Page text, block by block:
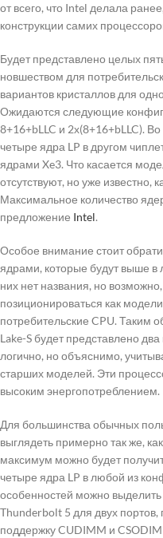
от всего, что Intel делала
конструкции самих
Будет представлено целых
новшеством для
вариантов кристаллов для
Ожидаются следующие
8+16+bLLC и 2х(8+16+bLLC).
четыре ядра LP в другом
ядрами Xe3. Что касается
отсутствуют, но уже известно,
Максимальное количество
предложение Intel.
Особое внимание стоит
ядрами, которые будут выше в
них нет названия, но
позиционироваться как
потребительские CPU. Таким
Lake-S будет представлено
логично, но объяснимо,
старших моделей. Эти
высоким энергопотреблением.
Для большинства обычных
выглядеть примерно так же,
максимум можно будет
четыре ядра LP в любой из
особенностей можно
Thunderbolt 5 для двух
поддержку CUDIMM и